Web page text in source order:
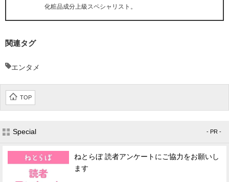
化粧品成分上級スペシャリスト。
関連タグ
エンタメ
TOP
Special - PR -
ねとらぼ 読者アンケートにご協力をお願いし
ます